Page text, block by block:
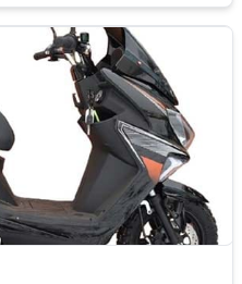
аккумулятора. 📉 Низкое
видно при диагностике. 🔊
из района расположения
🛑 Автомобиль глохнет
определим
заменим генератор на новый!
был в строю? Тогда не
и профессиональной
выбор генераторов для
Мы предлагаем не только